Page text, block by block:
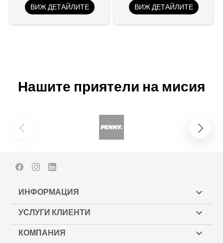
ВИЖ ДЕТАЙЛИТЕ ВИЖ ДЕТАЙЛИТЕ
Нашите приятели на мисия
FacebookInstagram
ИНФОРМАЦИЯ 
УСЛУГИ КЛИЕНТИ 
КОМПАНИЯ 